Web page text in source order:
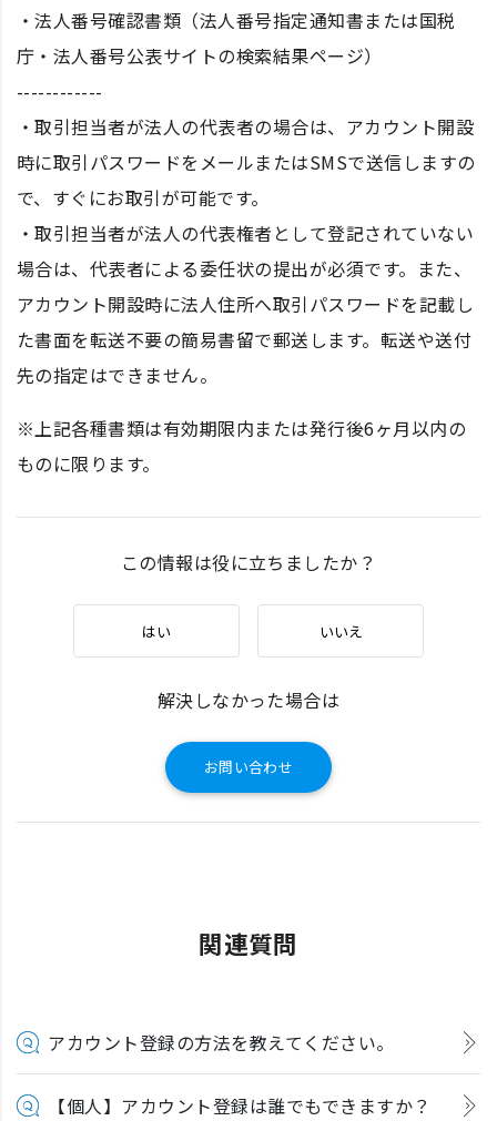
・法人番号確認書類（法人番号指定通知書または国税
庁・法人番号公表サイトの検索結果ページ）
------------
・取引担当者が法人の代表者の場合は、アカウント開設
時に取引パスワードをメールまたはSMSで送信しますの
で、すぐにお取引が可能です。
・取引担当者が法人の代表権者として登記されていない
場合は、代表者による委任状の提出が必須です。また、
アカウント開設時に法人住所へ取引パスワードを記載し
た書面を転送不要の簡易書留で郵送します。転送や送付
先の指定はできません。
※上記各種書類は有効期限内または発行後6ヶ月以内の
ものに限ります。
この情報は役に立ちましたか？
はい いいえ
解決しなかった場合は
お問い合わせ
関連質問
アカウント登録の方法を教えてください。
【個人】アカウント登録は誰でもできますか？